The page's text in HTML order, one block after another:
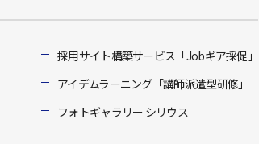
採用サイト構築サービス「Jobギア採促」
アイデムラーニング「講師派遣型研修」
フォトギャラリー シリウス